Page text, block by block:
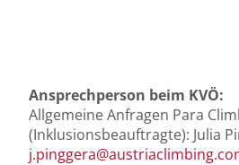
Ansprechperson beim KVÖ:
Allgemeine Anfragen Para
(Inklusionsbeauftragte): Julia
j.pinggera@austriaclimbing